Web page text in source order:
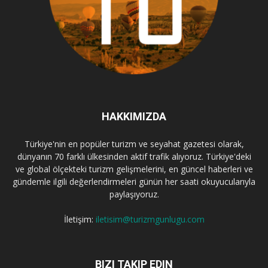
HAKKIMIZDA
Türkiye'nin en popüler turizm ve seyahat gazetesi olarak,
dünyanın 70 farklı ülkesinden aktif trafik alıyoruz. Türkiye'deki
ve global ölçekteki turizm gelişmelerini, en güncel haberleri ve
gündemle ilgili değerlendirmeleri günün her saati okuyucularıyla
paylaşıyoruz.
İletişim: iletisim@turizmgunlugu.com
BIZI TAKIP EDIN